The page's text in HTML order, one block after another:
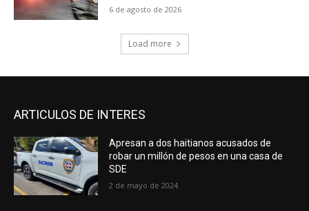
6 de agosto de 2026
Load more
ARTICULOS DE INTERES
Apresan a dos haitianos acusados de
robar un millón de pesos en una casa de
SDE
2 de mayo de 2024